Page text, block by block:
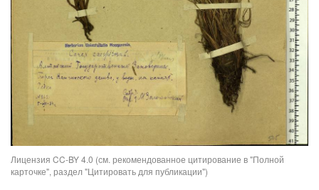
Лицензия CC-BY 4.0 (см. рекомендованное цитирование в "Полной
карточке", раздел "Цитировать для публикации")